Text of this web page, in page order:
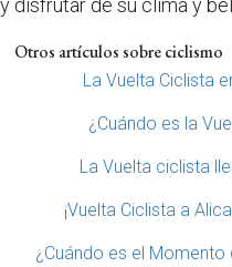
y disfrutar de su clima y
Otros artículos sobre ciclismo
La Vuelta Ciclista
¿Cuándo es la
La Vuelta ciclista
¡Vuelta Ciclista a
¿Cuándo es el